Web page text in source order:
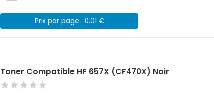
Prix par page : 0.01 €
Toner Compatible HP 657X (CF470X) Noir